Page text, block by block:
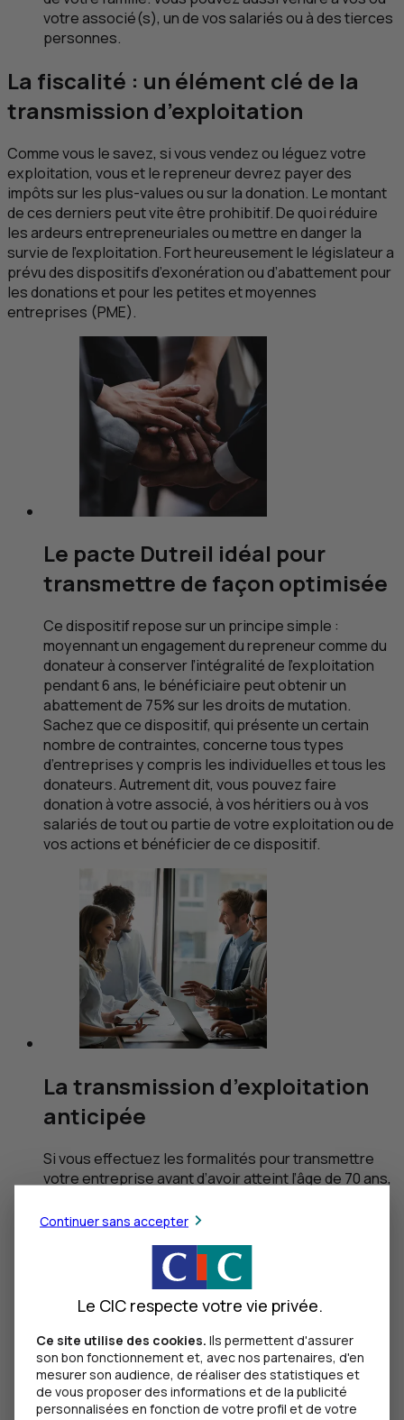
votre associé(s), un de vos salariés ou à des tierces
personnes.
La fiscalité : un élément clé de la
transmission d’exploitation
Comme vous le savez, si vous vendez ou léguez votre
exploitation, vous et le repreneur devrez payer des
impôts sur les plus-values ou sur la donation. Le montant
de ces derniers peut vite être prohibitif. De quoi réduire
les ardeurs entrepreneuriales ou mettre en danger la
survie de l’exploitation. Fort heureusement le législateur a
prévu des dispositifs d’exonération ou d’abattement pour
les donations et pour les petites et moyennes
entreprises (PME).
Le pacte Dutreil idéal pour
transmettre de façon optimisée
Ce dispositif repose sur un principe simple :
moyennant un engagement du repreneur comme du
donateur à conserver l’intégralité de l’exploitation
pendant 6 ans, le bénéficiaire peut obtenir un
abattement de 75% sur les droits de mutation.
Sachez que ce dispositif, qui présente un certain
nombre de contraintes, concerne tous types
d’entreprises y compris les individuelles et tous les
donateurs. Autrement dit, vous pouvez faire
donation à votre associé, à vos héritiers ou à vos
salariés de tout ou partie de votre exploitation ou de
vos actions et bénéficier de ce dispositif.
La transmission d’exploitation
anticipée
Si vous effectuez les formalités pour transmettre
votre entreprise avant d’avoir atteint l’âge de 70 ans,
Le savez-vous ?Pacte Dutreil et transmission
anticipée sont tout à fait cumulables : un bon
moyen de réduire le poids fiscal du passage de
relais entre exploitants ou entre générations.
Continuer sans accepter
Le CIC respecte votre vie privée.
Ce site utilise des cookies. Ils permettent d'assurer
son bon fonctionnement et, avec nos partenaires, d'en
mesurer son audience, de réaliser des statistiques et
de vous proposer des informations et de la publicité
personnalisées en fonction de votre profil et de votre